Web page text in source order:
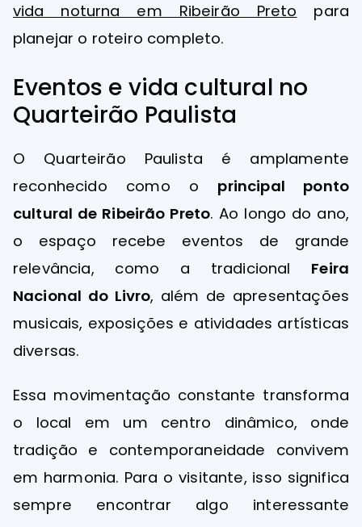
vida noturna em Ribeirão Preto para
planejar o roteiro completo.
Eventos e vida cultural no
Quarteirão Paulista
O Quarteirão Paulista é amplamente
reconhecido como o principal ponto
cultural de Ribeirão Preto. Ao longo do ano,
o espaço recebe eventos de grande
relevância, como a tradicional Feira
Nacional do Livro, além de apresentações
musicais, exposições e atividades artísticas
diversas.
Essa movimentação constante transforma
o local em um centro dinâmico, onde
tradição e contemporaneidade convivem
em harmonia. Para o visitante, isso significa
sempre encontrar algo interessante